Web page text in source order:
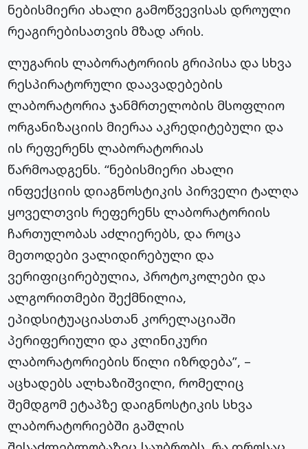
ნებისმიერი ახალი გამოწვევისას დროული
რეაგირებისათვის მზად არის.
ლუგარის ლაბორატორიის გრიპისა და სხვა
რესპირატორული დაავადებების
ლაბორატორია ჯანმრთელობის მსოფლიო
ორგანიზაციის მიერაა აკრედიტებული და
ის რეფერენს ლაბორატორიას
წარმოადგენს. “ნებისმიერი ახალი
ინფექციის დიაგნოსტიკის პირველი ტალღა
ყოველთვის რეფერენს ლაბორატორიის
ჩართულობას აძლიერებს, და როცა
მეთოდები ვალიდირებული და
ვერიფიცირებულია, პროტოკოლები და
ალგორითმები შექმნილია,
ეპიდსიტუაციასთან კორელაციაში
პერიფერიული და კლინიკური
ლაბორატორიების წილი იზრდება”, –
აცხადებს ალხაზიშვილი, რომელიც
შემდგომ ეტაპზე დაიგნოსტიკის სხვა
ლაბორატორიებში გაშლის